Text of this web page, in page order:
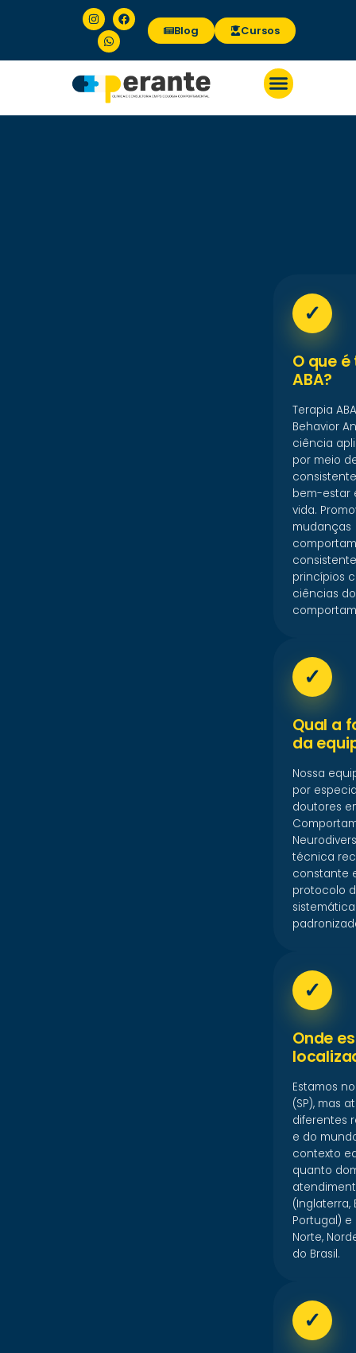
Blog Cursos
✓
O que
ABA?
Terapia
Behavior
ciência
por meio
bem-estar
vida.
mudanças
princípios
ciências do
✓
Qual a
da
Nossa
por
doutores
técnica
constante
protocolo
✓
Onde
Estamos
(SP), mas
diferentes
e do
contexto
quanto
(Inglaterra,
Portugal)
Norte,
do Brasil.
✓